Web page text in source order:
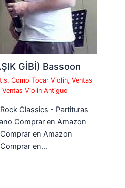
GİBİ) Bassoon
,Como Tocar Violin,Ventas
Ventas Violin Antiguo
Classics - Partituras
Comprar en Amazon
en Amazon
en…